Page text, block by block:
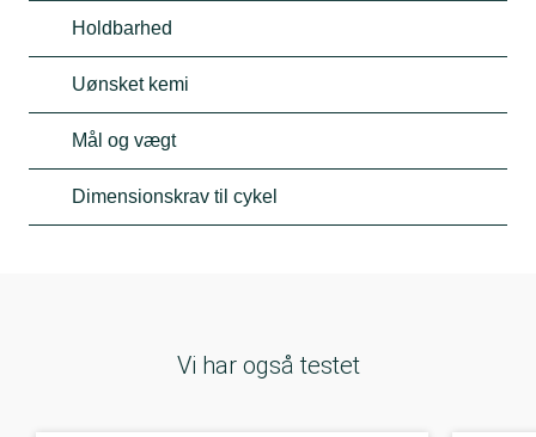
Holdbarhed
Uønsket kemi
Mål og vægt
Dimensionskrav til cykel
Vi har også testet